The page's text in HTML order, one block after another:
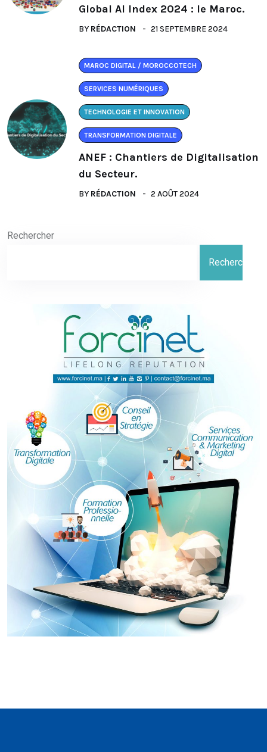
Global AI Index 2024 : le Maroc.
BY RÉDACTION 21 SEPTEMBRE 2024
MAROC DIGITAL / MOROCCOTECH
SERVICES NUMÉRIQUES
TECHNOLOGIE ET INNOVATION
TRANSFORMATION DIGITALE
ANEF : Chantiers de Digitalisation
du Secteur.
BY RÉDACTION 2 AOÛT 2024
Rechercher
Rechercher